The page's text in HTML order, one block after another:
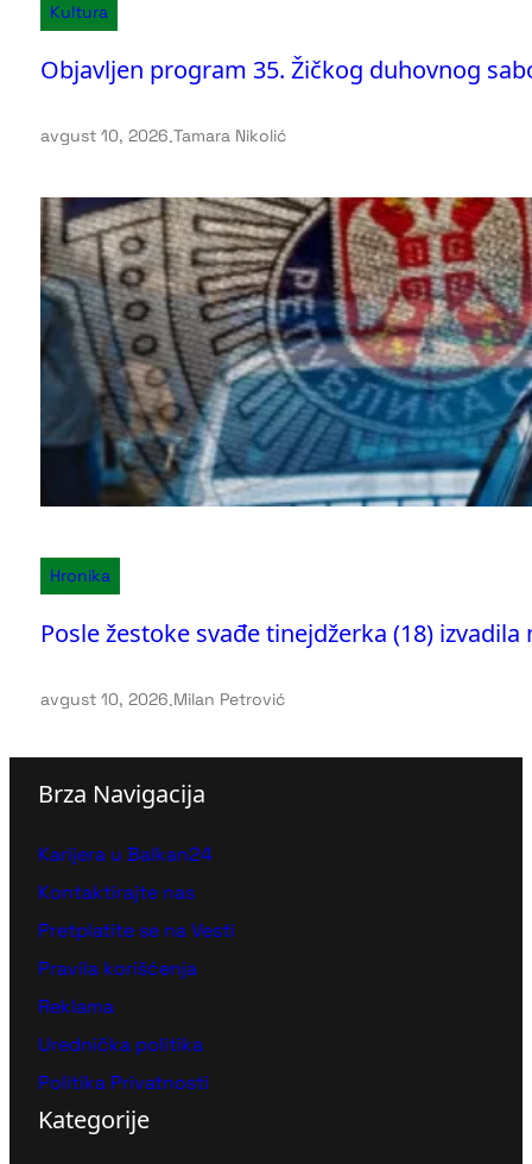
Kultura
Objavljen program 35. Žičkog duhovnog
avgust 10, 2026.Tamara Nikolić
Hronika
Posle žestoke svađe tinejdžerka (18)
avgust 10, 2026.Milan Petrović
Brza Navigacija
Karijera u Balkan24
Kontaktirajte nas
Pretplatite se na Vesti
Pravila korišćenja
Reklama
Urednička politika
Politika Privatnosti
Kategorije